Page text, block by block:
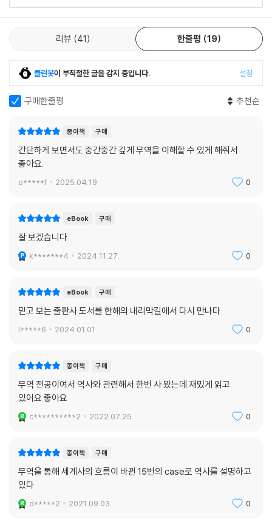
이에 세계는 다시 한번 역사적인 전환점에 서 있다. 위기를 넘기고 진정한
자유무역을 회복할 것인지, 아니면 보호무역이 새로운 시대의 ‘뉴노멀(Ne
w normal)’이 될지 지켜볼 일이다. 무역전쟁의 역사를 참고하면 오늘의
리뷰 41 한줄평 19
클린봇이 부적절한 글을 감지 중입니다. 설정
구매한줄평 추천순
종이책 구매
간단하게 보면서도 중간중간 깊게 무역을 이해할 수 있게 해줘서
좋아요.
o*****f 2025.04.19. 0
eBook 구매
잘 보겠습니다
k*******4 2024.11.27. 0
eBook 구매
믿고 보는 출판사 도서를 한해의 내리막길에서 다시 만나다
l*****6 2024.01.01. 0
종이책 구매
무역 전공이여서 역사와 관련해서 한번 사 봤는데 재밌게 읽고
있어요 좋아요
c**********2 2022.07.25. 0
종이책 구매
무역을 통해 세계사의 흐름이 바뀐 15번의 case로 역사를 설명하고
있다
d*****2 2021.09.03. 0